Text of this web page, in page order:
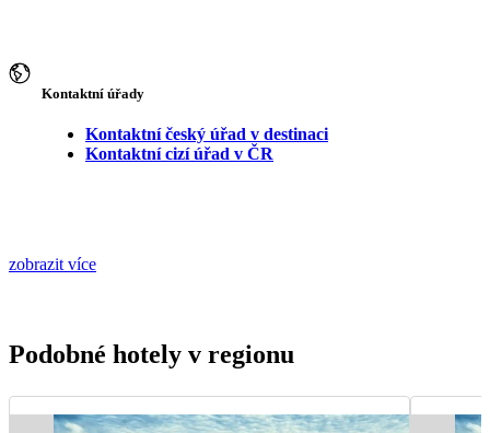
Kontaktní úřady
Kontaktní český úřad v destinaci
Kontaktní cizí úřad v ČR
zobrazit více
Podobné hotely v regionu